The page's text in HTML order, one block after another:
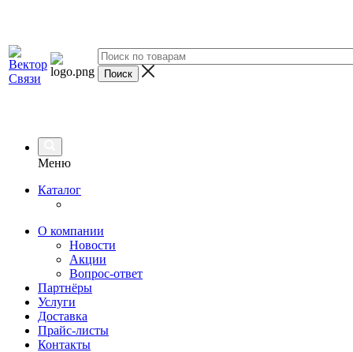
Меню
Каталог
О компании
Новости
Акции
Вопрос-ответ
Партнёры
Услуги
Доставка
Прайс-листы
Контакты